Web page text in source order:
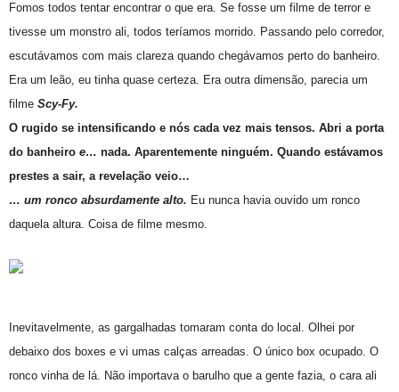
Fomos todos tentar encontrar o que era. Se fosse um filme de terror e
tivesse um monstro ali, todos teríamos morrido. Passando pelo corredor,
escutávamos com mais clareza quando chegávamos perto do banheiro.
Era um leão, eu tinha quase certeza. Era outra dimensão, parecia um
filme Scy-Fy.
O rugido se intensificando e nós cada vez mais tensos. Abri a porta
do banheiro e… nada. Aparentemente ninguém. Quando estávamos
prestes a sair, a revelação veio…
… um ronco absurdamente alto. Eu nunca havia ouvido um ronco
daquela altura. Coisa de filme mesmo.
Inevitavelmente, as gargalhadas tomaram conta do local. Olhei por
debaixo dos boxes e vi umas calças arreadas. O único box ocupado. O
ronco vinha de lá. Não importava o barulho que a gente fazia, o cara ali